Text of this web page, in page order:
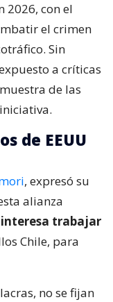
2026, con el
el crimen
Sin
a críticas
de las
de EEUU
, expresó su
alianza
trabajar
Chile, para
no se fijan